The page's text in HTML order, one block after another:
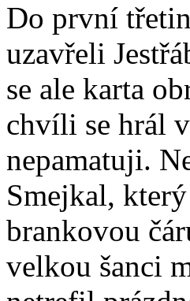
Do první
uzavřeli
se ale karta
chvíli se hrál
nepamatuji.
Smejkal,
brankovou
velkou šanci